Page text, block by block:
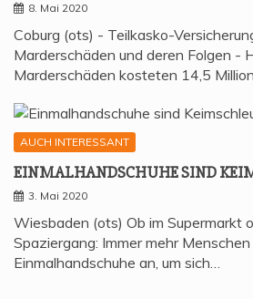
8. Mai 2020
Coburg (ots) - Teilkasko-
Marderschäden und deren Folgen -
Marderschäden kosteten 14,5
AUCH INTERESSANT
EIN­MAL­HAND­SCHU­HE SIND
3. Mai 2020
Wiesbaden (ots) Ob im Supermarkt
Spaziergang: Immer mehr
Einmalhandschuhe an, um sich…